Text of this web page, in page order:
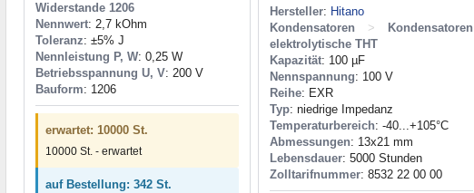
Widerstande 1206
Nennwert: 2,7 kOhm
Toleranz: ±5% J
Nennleistung P, W: 0,25 W
Betriebsspannung U, V: 200 V
Bauform: 1206
erwartet: 10000 St.
10000 St. - erwartet
auf Bestellung: 342 St.
Hersteller: Hitano
Kondensatoren
>
Kondensatoren
elektrolytische THT
Kapazität: 100 µF
Nennspannung: 100 V
Reihe: EXR
Typ: niedrige Impedanz
Temperaturbereich: -40...+105°C
Abmessungen: 13x21 mm
Lebensdauer: 5000 Stunden
Zolltarifnummer: 8532 22 00 00